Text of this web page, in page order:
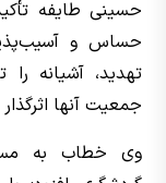
حسینی طایفه
حساس و
تهدید، آشیانه
جمعیت آنها
وی خطاب به